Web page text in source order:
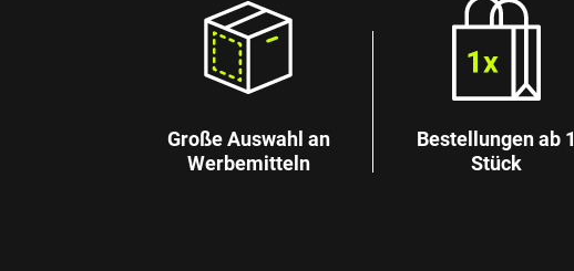
Große Auswahl an
Werbemitteln
Bestellungen ab 1
Stück